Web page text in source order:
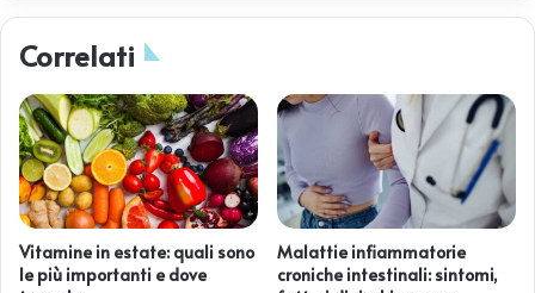
Correlati
Vitamine in estate: quali sono
le più importanti e dove
Malattie infiammatorie
croniche intestinali: sintomi,